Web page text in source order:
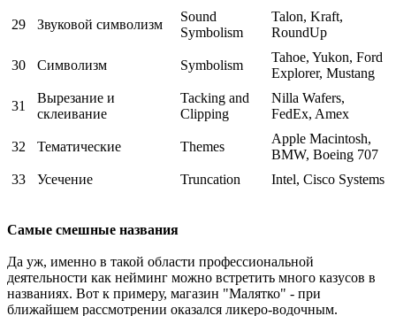
29 Звуковой символизм
Sound
Symbolism
Talon, Kraft,
RoundUp
30 Символизм Symbolism
Tahoe, Yukon, Ford
Explorer, Mustang
31
Вырезание и
склеивание
Tacking and
Clipping
Nilla Wafers,
FedEx, Amex
32 Тематические Themes
Apple Macintosh,
BMW, Boeing 707
33
Усечение Truncation Intel, Cisco Systems
Самые смешные названия
Да уж, именно в такой области профессиональной
деятельности как нейминг можно встретить много казусов в
названиях. Вот к примеру, магазин "Малятко" - при
ближайшем рассмотрении оказался ликеро-водочным.